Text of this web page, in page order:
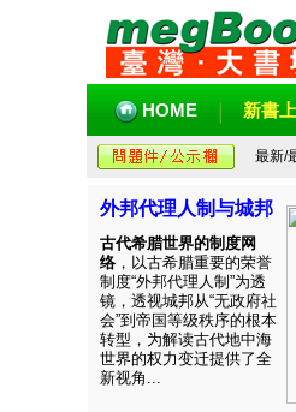
HOME 新書
最新/
外邦代理人制与城邦
古代希腊世界的制度网
络 ，以古希腊重要的荣誉
制度“外邦代理人制”为透
镜，透视城邦从“无政府社
会”到帝国等级秩序的根本
转型，为解读古代地中海
世界的权力变迁提供了全
新视角...